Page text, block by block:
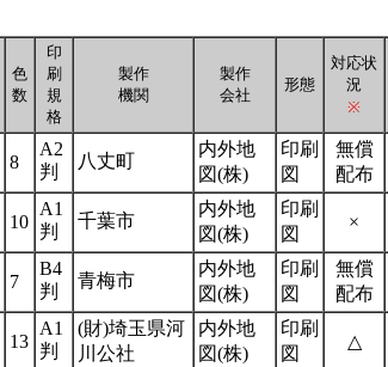
色
数
印
刷
規
格
製作
機関
製作
会社
形態
対応状
況
※
8
A2
判
八丈町
内外地
図(株)
印刷
図
無償
配布
10
A1
判
千葉市
内外地
図(株)
印刷
図
×
7
B4
判
青梅市
内外地
図(株)
印刷
図
無償
配布
13
A1
判
(財)埼玉県河
川公社
内外地
図(株)
印刷
図
△